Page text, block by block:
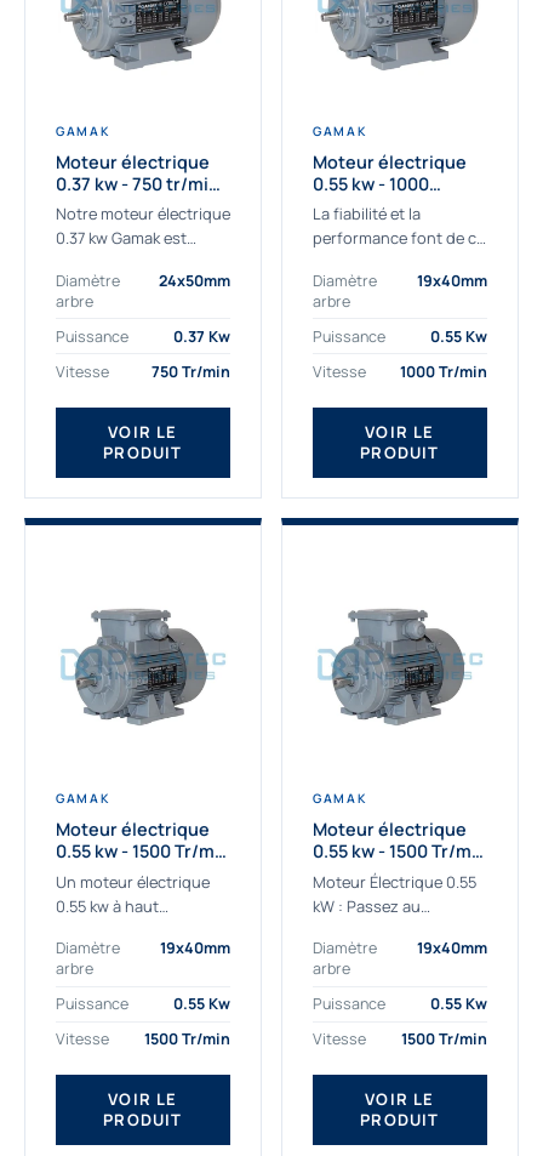
GAMAK
Moteur électrique
0.37 kw - 750 tr/min -
230/400V - IE3
Notre moteur électrique
0.37 kw Gamak est
aux applications
sévères. Nous
déterminons,
fournissons
des moteurs
asynchrones depuis de
nombreuses années....
Diamètre
arbre
24x50mm
Puissance
0.37 Kw
Vitesse
750 Tr/min
VOIR LE
PRODUIT
GAMAK
Moteur électrique
0.55 kw - 1000
Tr/min - 230/400V -
IE2
La fiabilité et la
performance font de ce
0.55kw un
indispensable de votre
production. Ce moteur
être alimenté...
Diamètre
arbre
19x40mm
Puissance
0.55 Kw
Vitesse
1000 Tr/min
VOIR LE
PRODUIT
GAMAK
Moteur électrique
0.55 kw - 1500 Tr/min
- 230/400V - IE2
Un moteur électrique
0.55 kw à haut
applications les plus
exigeantes.
Notre moteur électrique
0.55 kw de référence
AGM2EL 80 M 4a...
Diamètre
arbre
19x40mm
Puissance
0.55 Kw
Vitesse
1500 Tr/min
VOIR LE
PRODUIT
GAMAK
Moteur électrique
0.55 kw - 1500 Tr/min
- 230/400V -
Rendement IE4
Moteur Électrique 0.55
kW : Passez au
Découvrez notre
moteur électrique 0.55
kW de nouvelle
génération, conçu pour
les...
Diamètre
arbre
19x40mm
Puissance
0.55 Kw
Vitesse
1500 Tr/min
VOIR LE
PRODUIT